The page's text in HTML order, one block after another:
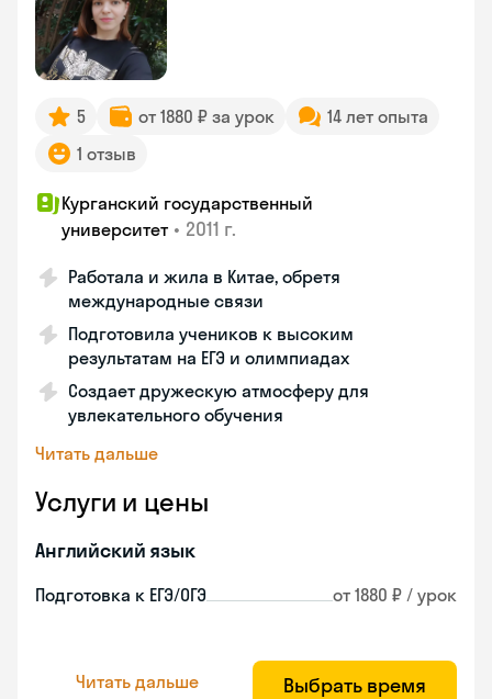
5 от 1880 ₽ за урок
14 лет опыта
1 отзыв
Курганский государственный
университет • 2011 г.
Работала и жила в Китае, обретя
международные связи
Подготовила учеников к высоким
результатам на ЕГЭ и олимпиадах
Создает дружескую атмосферу для
увлекательного обучения
Читать дальше
Услуги и цены
Английский язык
Подготовка к ЕГЭ/ОГЭ от 1880 ₽ / урок
Читать дальше Выбрать время